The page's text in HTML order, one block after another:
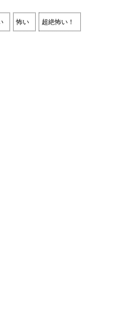
怖い 超絶怖い！